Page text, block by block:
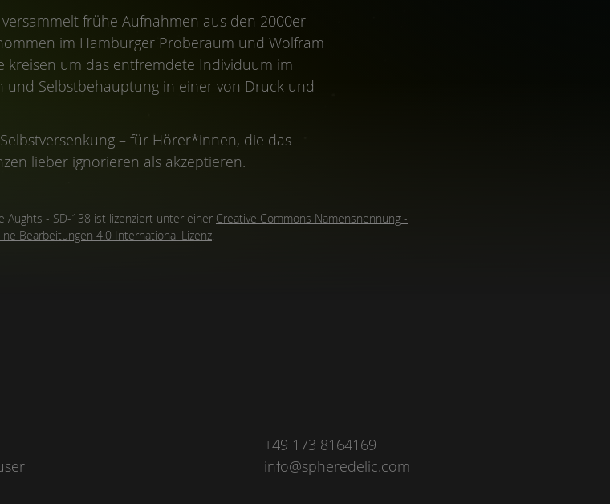
frühe Aufnahmen aus den 2000er-
im Hamburger Proberaum und Wolfram
kreisen um das entfremdete Individuum im
und Selbstbehauptung in einer von Druck und
– für Hörer*innen, die das
lieber ignorieren als akzeptieren.
Aughts - SD-138 ist lizenziert unter einer Creative Commons Namensnennung -
Bearbeitungen 4.0 International Lizenz.
+49 173 8164169
info@spheredelic.com